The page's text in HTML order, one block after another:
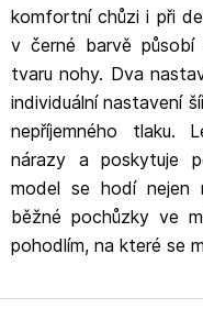
komfortní chůzi i při
v černé barvě
tvaru nohy. Dva
individuální nastavení
nepříjemného tlaku.
nárazy a poskytuje
model se hodí
běžné pochůzky ve
pohodlím, na které se